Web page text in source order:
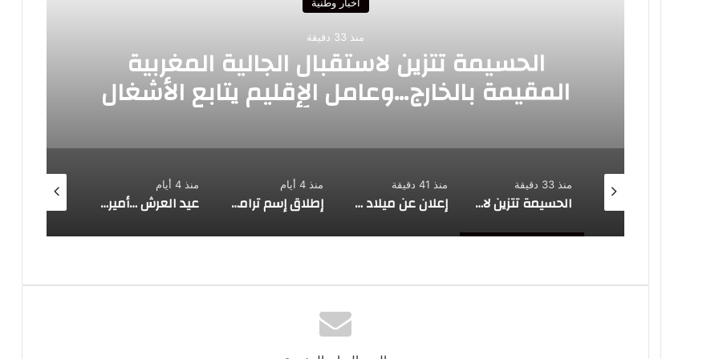
منذ 33 دقيقة
الحسيمة تتزين لاستقبال الجالية المغربية
المقيمة بالخارج…وعامل الإقليم يتابع الأشغال
ميدانياً
منذ 33 دقيقة
الحسيمة تتزين لاستقبال الجالية المغربية المقيمة بالخارج…وعامل الإقليم يتابع الأشغال ميدانياً
منذ 41 دقيقة
إعلان عن ميلاد فرع قانوني جديد…إصدار أكاديمي يدعو إلى تأسيس “القانون الدولي الخاص المسطري” بالمغرب
منذ 4 أيام
إطلاق إسم ترامب على طريق تيزنيت–الداخل
منذ 4 أيام
عيد العرش …أمير المؤمنين جلالة الملك يترأس حفل الولاء بالقصر الملكي بتطوان
منذ 4 أيام